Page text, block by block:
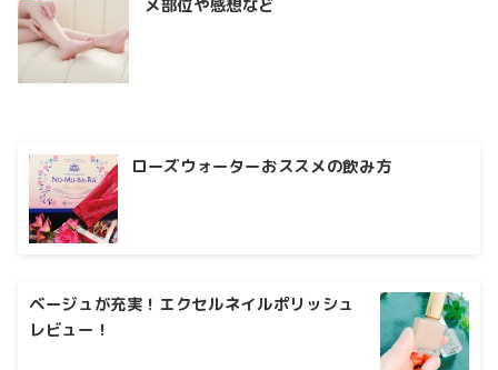
メ部位や感想など
ローズウォーターおススメの飲み方
ベージュが充実！エクセルネイルポリッシュ
レビュー！